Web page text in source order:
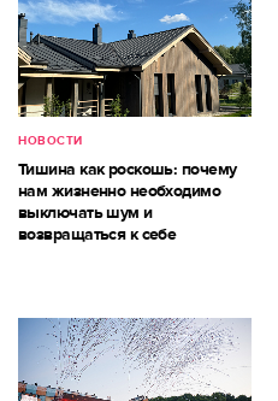
НОВОСТИ
Тишина как роскошь: почему
нам жизненно необходимо
выключать шум и
возвращаться к себе